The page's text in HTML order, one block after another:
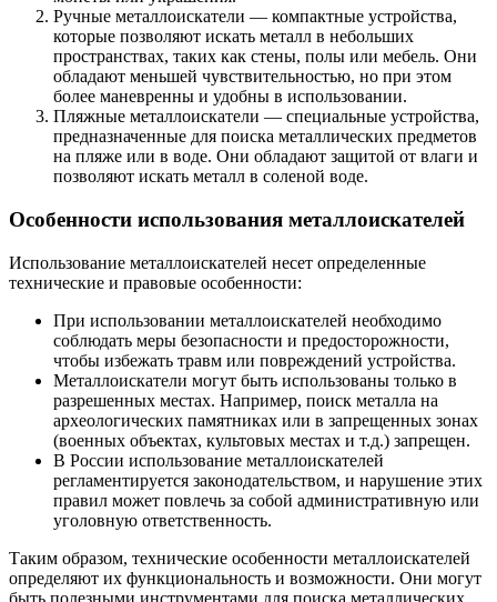
Ручные металлоискатели — компактные устройства,
которые позволяют искать металл в небольших
пространствах, таких как стены, полы или мебель. Они
обладают меньшей чувствительностью, но при этом
более маневренны и удобны в использовании.
Пляжные металлоискатели — специальные устройства,
предназначенные для поиска металлических предметов
на пляже или в воде. Они обладают защитой от влаги и
позволяют искать металл в соленой воде.
Особенности использования металлоискателей
Использование металлоискателей несет определенные
технические и правовые особенности:
При использовании металлоискателей необходимо
соблюдать меры безопасности и предосторожности,
чтобы избежать травм или повреждений устройства.
Металлоискатели могут быть использованы только в
разрешенных местах. Например, поиск металла на
археологических памятниках или в запрещенных зонах
(военных объектах, культовых местах и т.д.) запрещен.
В России использование металлоискателей
регламентируется законодательством, и нарушение этих
правил может повлечь за собой административную или
уголовную ответственность.
Таким образом, технические особенности металлоискателей
определяют их функциональность и возможности. Они могут
быть полезными инструментами для поиска металлических